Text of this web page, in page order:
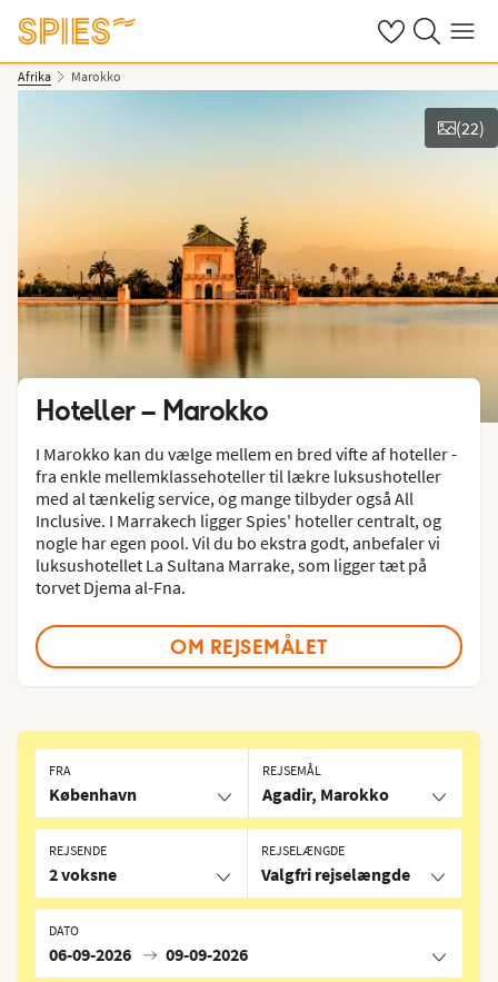
Se dine gemte
Søg påMenu
Afrika Marokko
Vis billeder
(22)
Hoteller – Marokko
I Marokko kan du vælge mellem en bred vifte af hoteller -
fra enkle mellemklassehoteller til lækre luksushoteller
med al tænkelig service, og mange tilbyder også All
Inclusive. I Marrakech ligger Spies' hoteller centralt, og
nogle har egen pool. Vil du bo ekstra godt, anbefaler vi
luksushotellet La Sultana Marrake, som ligger tæt på
torvet Djema al-Fna.
OM REJSEMÅLET
FRA
København
REJSEMÅL
Agadir, Marokko
REJSELÆNGDE
Valgfri rejselængde
DATO
06-09-2026 09-09-2026
REJSENDE
2 voksne